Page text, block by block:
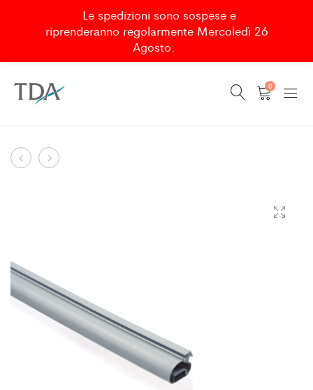
0
Product
CENTRAL
(1PC)
DOOR
Le spedizioni sono sospese e
riprenderanno regolarmente Mercoledì 26
Agosto.